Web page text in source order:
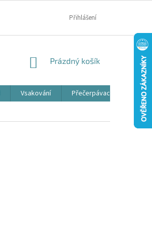
Přihlášení
NÁKUPNÍ
Prázdný košík
Vsakování Přečerpávací jímky